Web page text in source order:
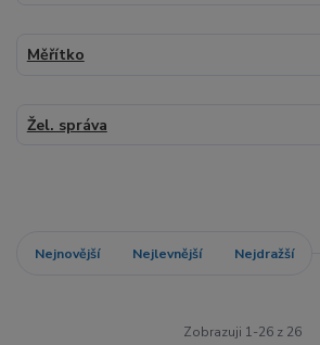
Měřítko
Žel. správa
Nejnovější Nejlevnější Nejdražší
Zobrazuji 1-26 z 26